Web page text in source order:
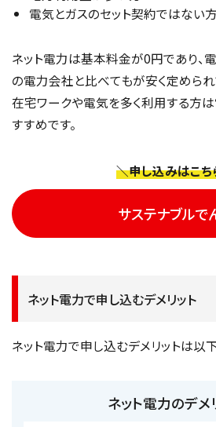
電気とガスのセット契約ではない方
ネット電力は基本料金が0円であり、
の電力会社と比べてもが安く定められ
在宅ワークや電気を多く利用する方
すすめです。
＼申し込みはこち
サステナブルで
ネット電力で申し込むデメリット
ネット電力で申し込むデメリットは以
ネット電力のデメ